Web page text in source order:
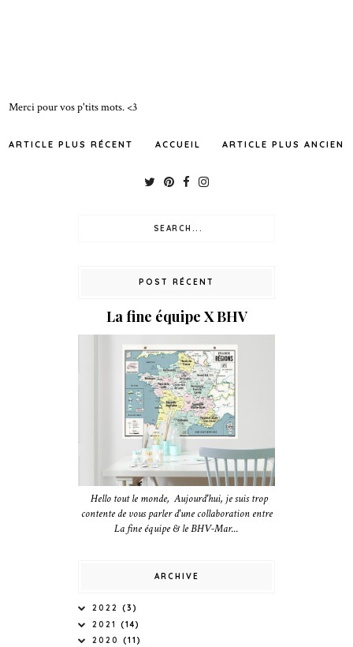
Merci pour vos p'tits mots. <3
ARTICLE PLUS RÉCENT ARTICLE PLUS ANCIEN
ACCUEIL
POST RÉCENT
La fine équipe X BHV
Hello tout le monde, Aujourd'hui, je suis trop
contente de vous parler d'une collaboration entre
La fine équipe & le BHV-Mar...
ARCHIVE
2022 (3)
2021 (14)
2020 (11)